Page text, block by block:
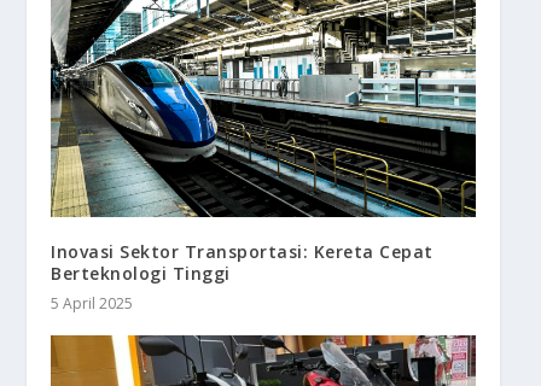
Inovasi Sektor Transportasi: Kereta Cepat
Berteknologi Tinggi
5 April 2025